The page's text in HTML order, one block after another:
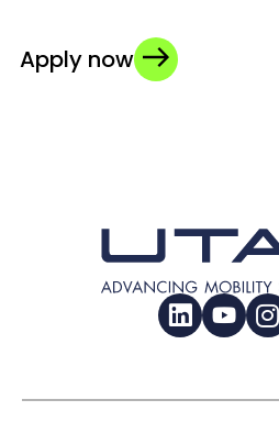
Apply now
LinkedIn